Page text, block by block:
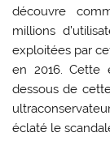
découvre
millions
exploitées par
en 2016. Cette
dessous de
éclaté le